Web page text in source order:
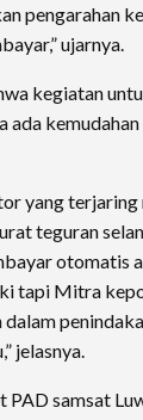
pengarahan
ujarnya.
kegiatan
ada kemudahan
yang terjaring
teguran
otomatis
tapi Mitra
jelasnya.
PAD samsat